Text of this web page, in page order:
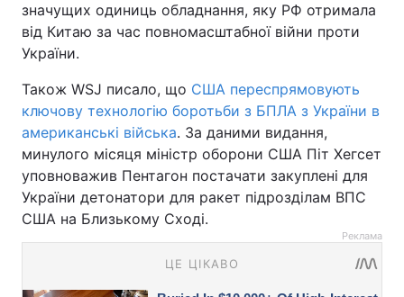
значущих одиниць обладнання, яку РФ отримала
від Китаю за час повномасштабної війни проти
України.
Також WSJ писало, що США переспрямовують
ключову технологію боротьби з БПЛА з України в
американські війська. За даними видання,
минулого місяця міністр оборони США Піт Хегсет
уповноважив Пентагон постачати закуплені для
України детонатори для ракет підрозділам ВПС
США на Близькому Сході.
Реклама